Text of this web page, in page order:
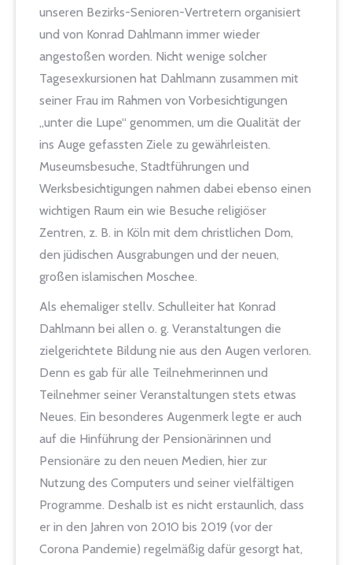
unseren Bezirks-Senioren-Vertretern organisiert
und von Konrad Dahlmann immer wieder
angestoßen worden. Nicht wenige solcher
Tagesexkursionen hat Dahlmann zusammen mit
seiner Frau im Rahmen von Vorbesichtigungen
„unter die Lupe“ genommen, um die Qualität der
ins Auge gefassten Ziele zu gewährleisten.
Museumsbesuche, Stadtführungen und
Werksbesichtigungen nahmen dabei ebenso einen
wichtigen Raum ein wie Besuche religiöser
Zentren, z. B. in Köln mit dem christlichen Dom,
den jüdischen Ausgrabungen und der neuen,
großen islamischen Moschee.
Als ehemaliger stellv. Schulleiter hat Konrad
Dahlmann bei allen o. g. Veranstaltungen die
zielgerichtete Bildung nie aus den Augen verloren.
Denn es gab für alle Teilnehmerinnen und
Teilnehmer seiner Veranstaltungen stets etwas
Neues. Ein besonderes Augenmerk legte er auch
auf die Hinführung der Pensionärinnen und
Pensionäre zu den neuen Medien, hier zur
Nutzung des Computers und seiner vielfältigen
Programme. Deshalb ist es nicht erstaunlich, dass
er in den Jahren von 2010 bis 2019 (vor der
Corona Pandemie) regelmäßig dafür gesorgt hat,